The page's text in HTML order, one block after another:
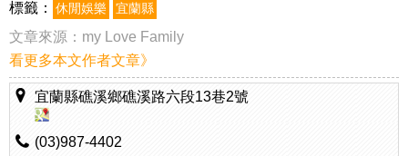
標籤： 休閒娛樂 宜蘭縣
文章來源： my Love Family
看更多本文作者文章》
宜蘭縣礁溪鄉礁溪路六段13巷2號
(03)987-4402